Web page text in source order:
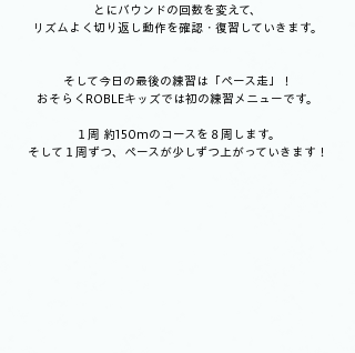
とにバウンドの回数を変えて、
リズムよく切り返し動作を確認・復習していきます。
そして今日の最後の練習は「ペース走」！
おそらくROBLEキッズでは初の練習メニューです。
１周 約150mのコースを８周します。
そして１周ずつ、ペースが少しずつ上がっていきます！